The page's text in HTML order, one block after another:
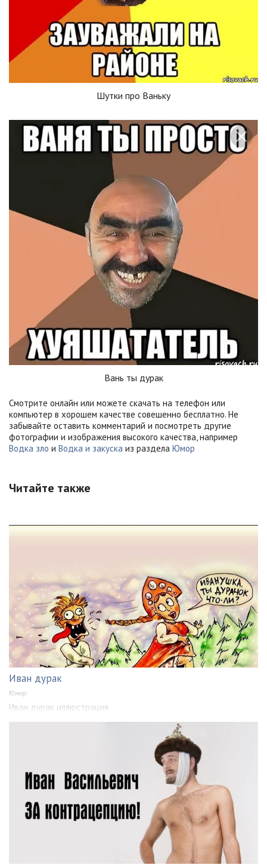
Шутки про Ваньку
Вань ты дурак
Смотрите онлайн или можете скачать на телефон или
компьютер в хорошем качестве совешенно бесплатно. Не
забывайте оставить комментарий и посмотреть другие
фотографии и изображения высокого качества, например
Водка зло и Водка и закуска из раздела Юмор
Читайте также
Иван дурак
Юмор
Иван дурак иллюстрация